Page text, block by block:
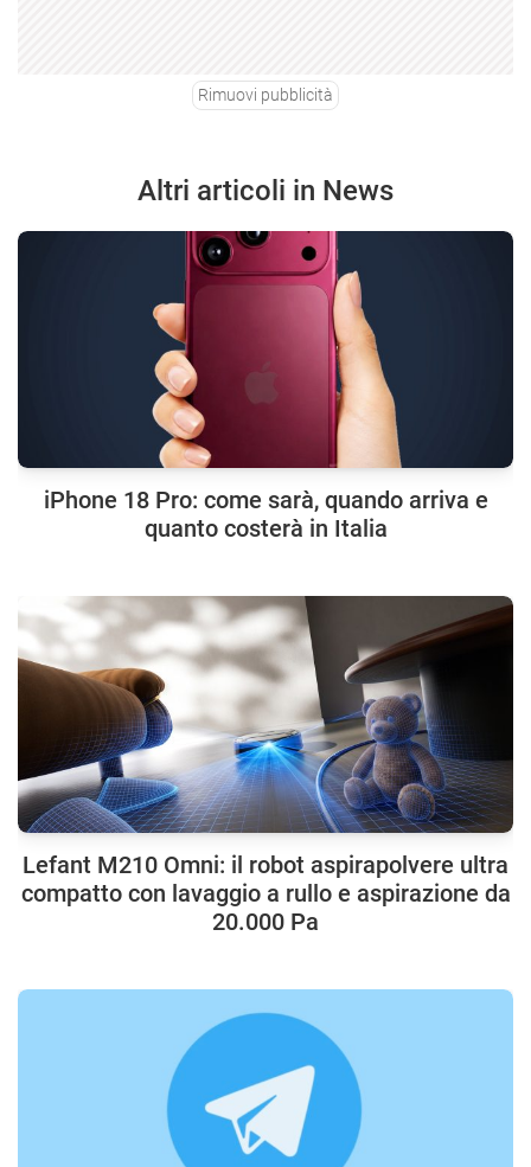
Rimuovi pubblicità
Altri articoli in News
iPhone 18 Pro: come sarà, quando arriva e
quanto costerà in Italia
Lefant M210 Omni: il robot aspirapolvere ultra
compatto con lavaggio a rullo e aspirazione da
20.000 Pa